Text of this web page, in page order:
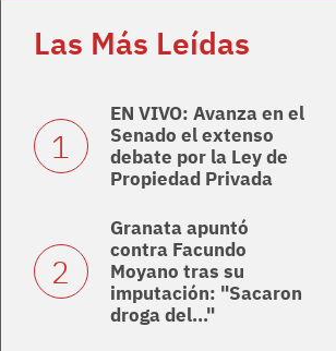
Las Más Leídas
EN VIVO: Avanza en el
Senado el extenso
debate por la Ley de
Propiedad Privada
Granata apuntó
contra Facundo
Moyano tras su
imputación: "Sacaron
droga del..."